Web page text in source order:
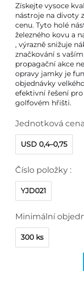
Získejte vysoce
nástroje na divoty
cenu. Tyto holé
železného kovu a
, výrazně snižuje
značkování s
propagační akce
opravy jamky je
objednávky
efektivní řešení
golfovém hřišti.
Jednotková
USD 0,4–0,75
Číslo položky :
YJD021
Minimální
300 ks